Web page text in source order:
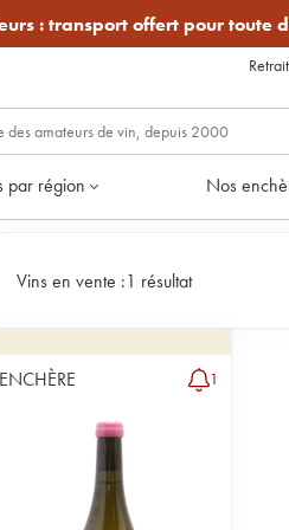
:transport offert pour toute
par région Nos
Vins en vente :1 résultat
ENCHÈRE 1